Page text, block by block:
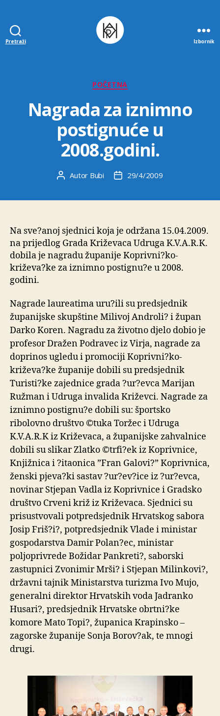
Pretraži Izbornik
Kategorije
POČETNA
Nagrada za iznimno
postignuće u
2008.godini.
AutorAutor Bubi
Datum29/4/2009
Na sve?anoj sjednici koja je održana 15.04.2009.
na prijedlog Grada Križevaca Udruga K.V.A.R.K.
dobila je nagradu županije Koprivni?ko-
križeva?ke za iznimno postignu?e u 2008.
godini.
Nagrade laureatima uru?ili su predsjednik
županijske skupštine Milivoj Androli? i župan
Darko Koren. Nagradu za životno djelo dobio je
profesor Dražen Podravec iz Virja, nagrade za
doprinos ugledu i promociji Koprivni?ko-
križeva?ke županije dobili su predsjednik
Turisti?ke zajednice grada ?ur?evca Marijan
Ružman i Udruga invalida Križevci. Nagrade za
iznimno postignu?e dobili su: športsko
ribolovno društvo ©tuka Toržec i Udruga
K.V.A.R.K iz Križevaca, a županijske zahvalnice
dobili su slikar Zlatko ©trfi?ek iz Koprivnice,
Knjižnica i ?itaonica ”Fran Galovi?” Koprivnica,
ženski pjeva?ki sastav ?ur?ev?ice iz ?ur?evca,
novinar Stjepan Vadla iz Koprivnice i Gradsko
društvo Crveni križ iz Križevaca. Sjednici su
prisustvovali potpredsjednik Hrvatskog sabora
Josip Friš?i?, potpredsjednik Vlade i ministar
gospodarstva Damir Polan?ec, ministar
poljoprivrede Božidar Pankreti?, saborski
zastupnici Zvonimir Mrši? i Stjepan Milinkovi?,
državni tajnik Ministarstva turizma Ivo Mujo,
generalni direktor Hrvatskih voda Jadranko
Husari?, predsjednik Hrvatske obrtni?ke
komore Mato Topi?, županica Krapinsko –
zagorske županije Sonja Borov?ak, te mnogi
drugi.